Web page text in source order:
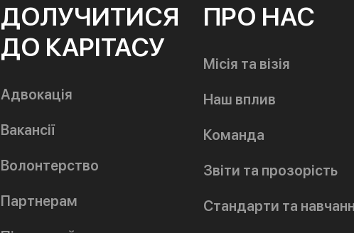
ДОЛУЧИТИСЯ
ДО КАРІТАСУ
Адвокація
Вакансії
Волонтерство
Партнерам
ПРО НАС
Місія та візія
Наш вплив
Команда
Звіти та прозорість
Стандарти та